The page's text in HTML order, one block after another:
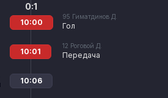
95 Гиматдинов Д.
Гол
0:1
10:00
12 Роговой Д.
Передача
10:01
10:06